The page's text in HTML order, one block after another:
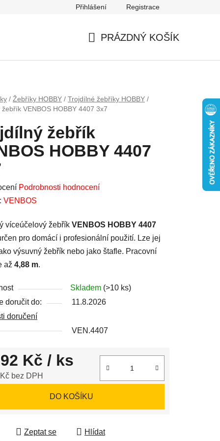
Přihlášení Registrace
PRÁZDNÝ KOŠÍK
/ Žebříky HOBBY / Trojdílné žebříky HOBBY /
VENBOS HOBBY 4407 3x7
žebřík
HOBBY 4407
Podrobnosti hodnocení
VENBOS
víceúčelový žebřík VENBOS HOBBY 4407
pro domácí i profesionální použití. Lze jej
výsuvný žebřík nebo jako štafle. Pracovní
až 4,88 m.
Skladem (>10 ks)
doručit do:
11.8.2026
doručení
VEN.4407
Kč / ks
bez DPH
DO KOŠÍKU
Zeptat se
Hlídat